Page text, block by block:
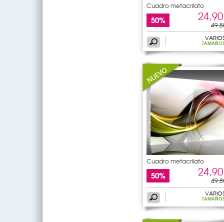
Cuadro metacrilato
abstracto
50%
Cuadro metacrilato
abstracto
50%